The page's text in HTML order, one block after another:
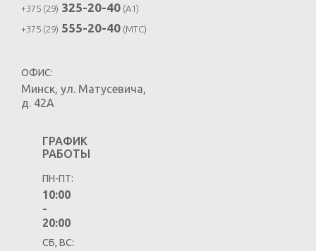
+375 (29) 325-20-40 (A1)
+375 (29) 555-20-40 (MTC)
ОФИС:
Минск, ул. Матусевича,
д. 42А
ГРАФИК
РАБОТЫ
ПН-ПТ:
10:00
-
20:00
СБ, ВС: